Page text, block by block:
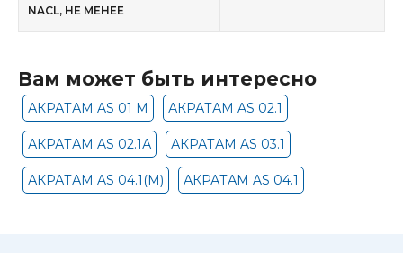
NACL, НЕ МЕНЕЕ
Вам может быть интересно
АКРАТАМ AS 01 М АКРАТАМ AS 02.1
АКРАТАМ AS 02.1А АКРАТАМ AS 03.1
АКРАТАМ AS 04.1(М) АКРАТАМ AS 04.1